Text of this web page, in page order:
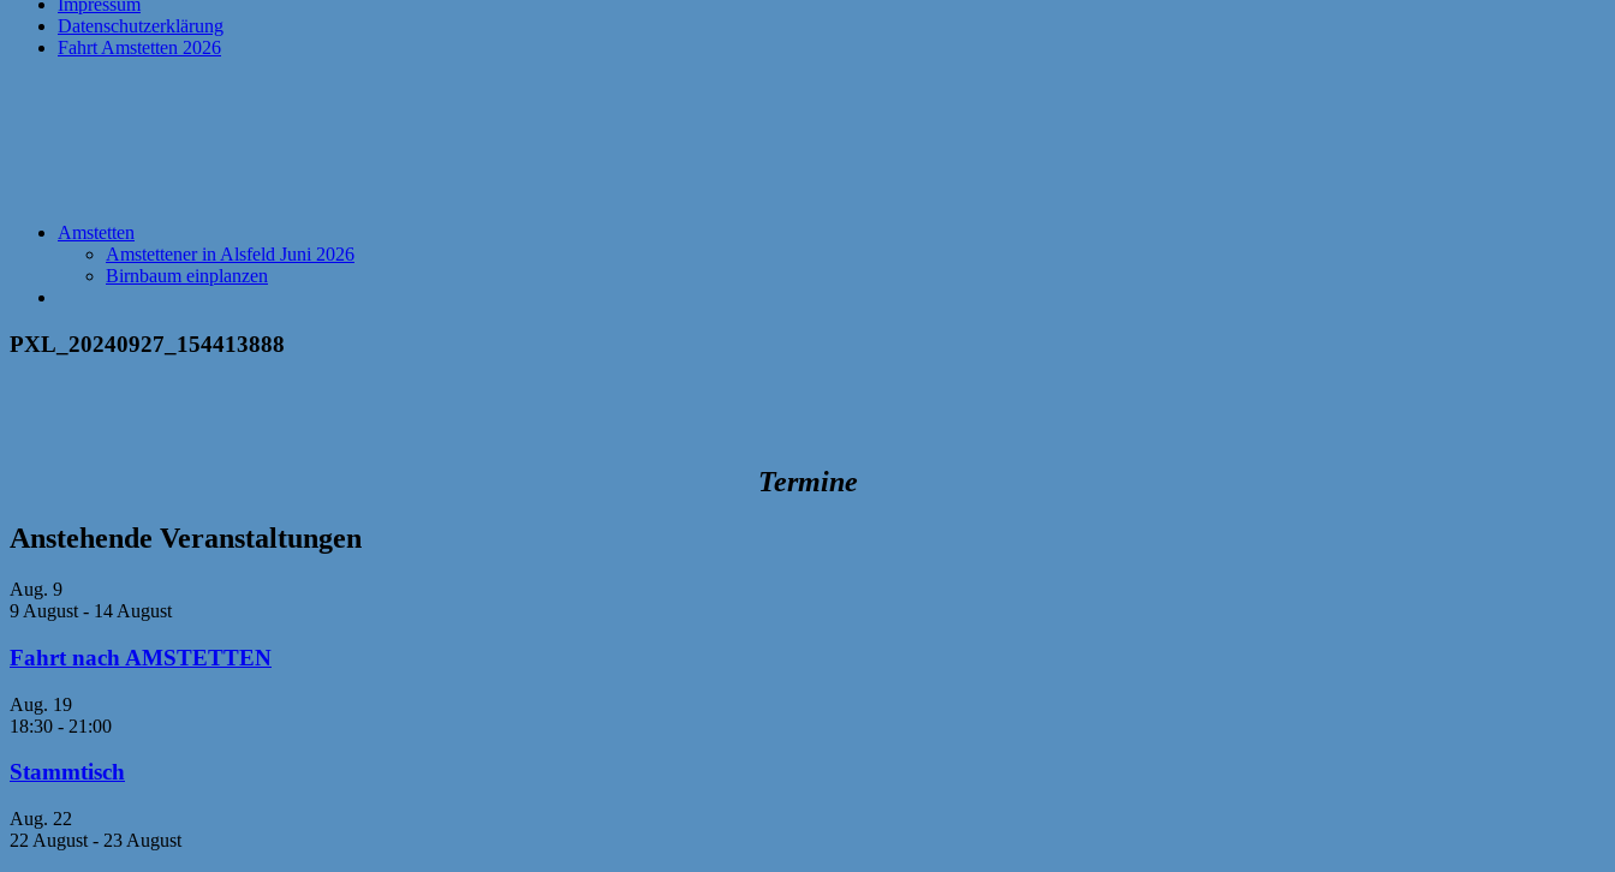
Impressum
Datenschutzerklärung
Fahrt Amstetten 2026
Amstetten
Amstettener in Alsfeld Juni 2026
Birnbaum einplanzen
PXL_20240927_154413888
Termine
Anstehende Veranstaltungen
Aug. 9
9 August - 14 August
Fahrt nach AMSTETTEN
Aug. 19
18:30 - 21:00
Stammtisch
Aug. 22
22 August - 23 August